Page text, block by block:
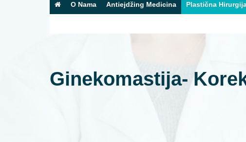
O Nama Antiejdžing Medicina Plastična
Ginekomastija-